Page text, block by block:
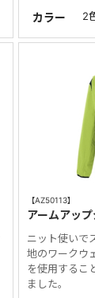
カラー 2
【AZ50113】
アームアッ
ニット使いで
地のワークウ
を使用するこ
ました。